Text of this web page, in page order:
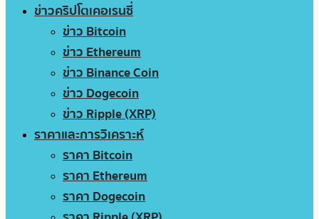
ข่าวคริปโตเคอเรนซี่
ข่าว Bitcoin
ข่าว Ethereum
ข่าว Binance Coin
ข่าว Dogecoin
ข่าว Ripple (XRP)
ราคาและการวิเคราะห์
ราคา Bitcoin
ราคา Ethereum
ราคา Dogecoin